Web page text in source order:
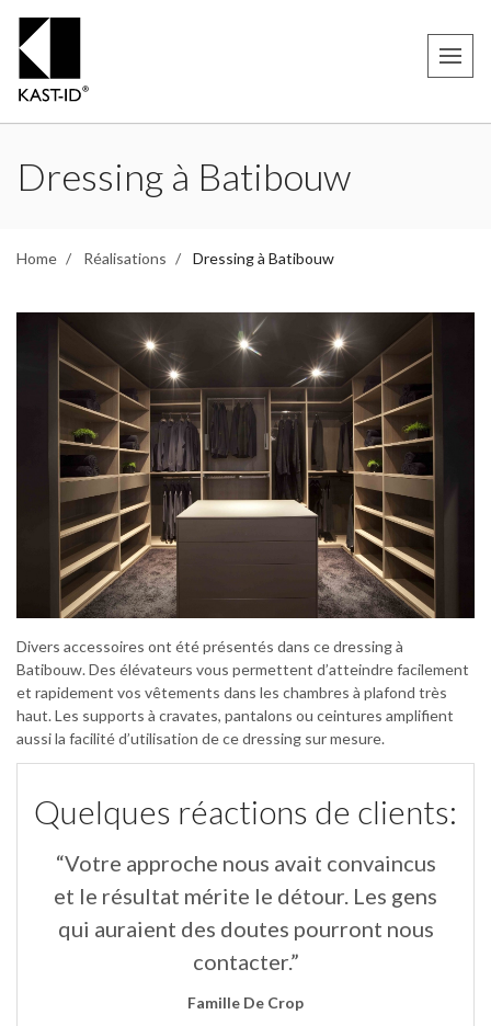
Dressing à Batibouw
Home Réalisations Dressing à Batibouw
Divers accessoires ont été présentés dans ce dressing à
Batibouw. Des élévateurs vous permettent d’atteindre facilement
et rapidement vos vêtements dans les chambres à plafond très
haut. Les supports à cravates, pantalons ou ceintures amplifient
aussi la facilité d’utilisation de ce dressing sur mesure.
Quelques réactions de clients:
“Votre approche nous avait convaincus
et le résultat mérite le détour. Les gens
qui auraient des doutes pourront nous
contacter.”
Famille De Crop